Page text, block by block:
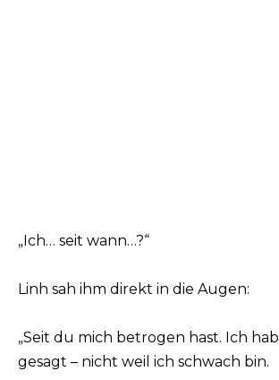
„Ich… seit wann…?“
Linh sah ihm direkt in die Augen:
„Seit du mich betrogen hast. Ich
gesagt – nicht weil ich schwach bin.